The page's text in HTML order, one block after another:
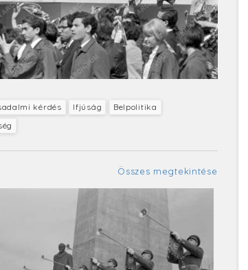
kérdés Ifjúság
Belpolitika
Összes megtekintése